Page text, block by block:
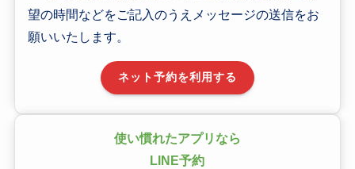
望の時間などをご記入のうえメッセージの送信をお
願いいたします。
ネット予約を利用する
使い慣れたアプリなら
LINE予約